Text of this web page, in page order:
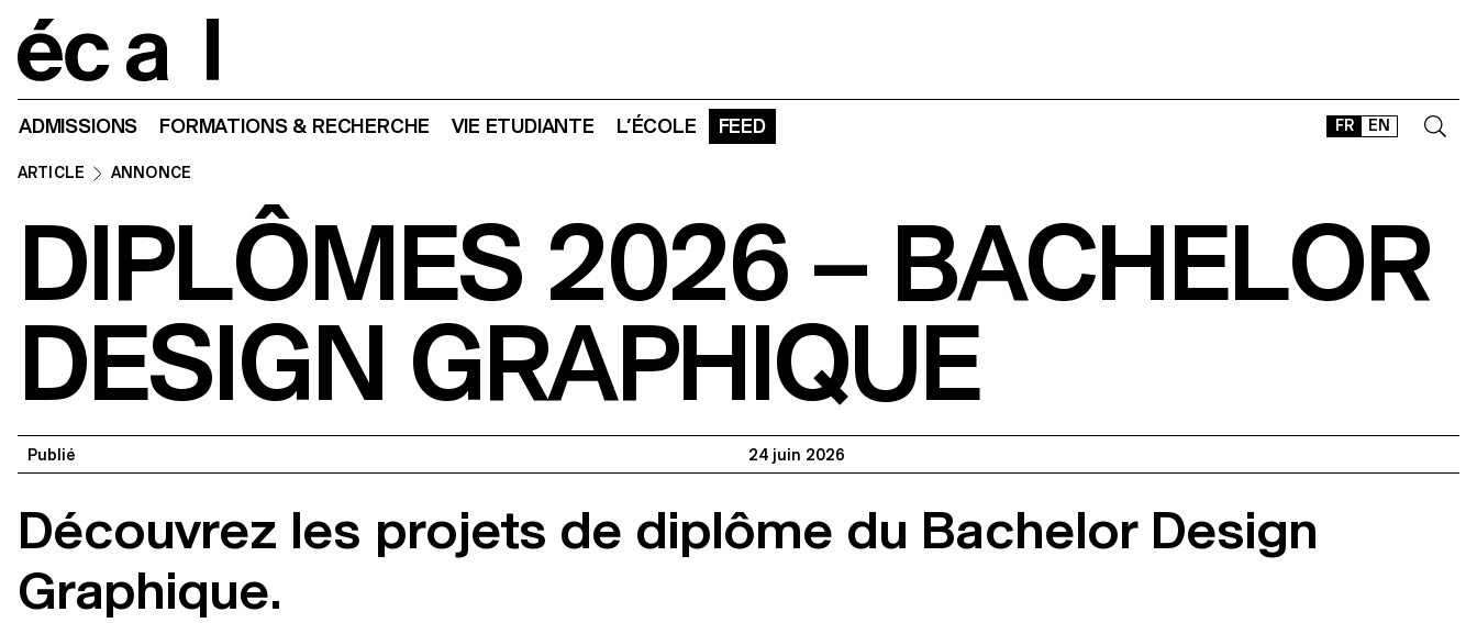
FR EN
ADMISSIONS FORMATIONS & RECHERCHE VIE ETUDIANTE L’ÉCOLE FEED
SHOP
TYPEFACES
OFFLINE-ONLINE
ARTICLE ANNONCE
DIPLÔMES 2026 – BACHELOR
DESIGN GRAPHIQUE
Publié 24 juin 2026
Découvrez les projets de diplôme du Bachelor Design
Graphique.